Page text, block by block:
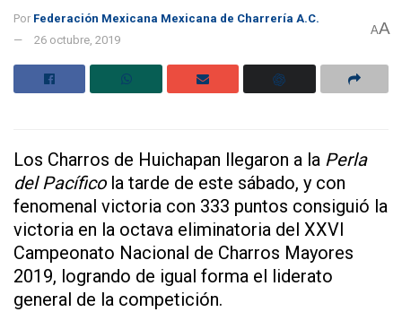
Por Federación Mexicana Mexicana de Charrería A.C.
26 octubre, 2019
AA
Los Charros de Huichapan llegaron a la Perla
del Pacíficola tarde de este sábado, y con
fenomenal victoria con 333 puntos consiguió la
victoria en la octava eliminatoria del XXVI
Campeonato Nacional de Charros Mayores
2019, logrando de igual forma el liderato
general de la competición.